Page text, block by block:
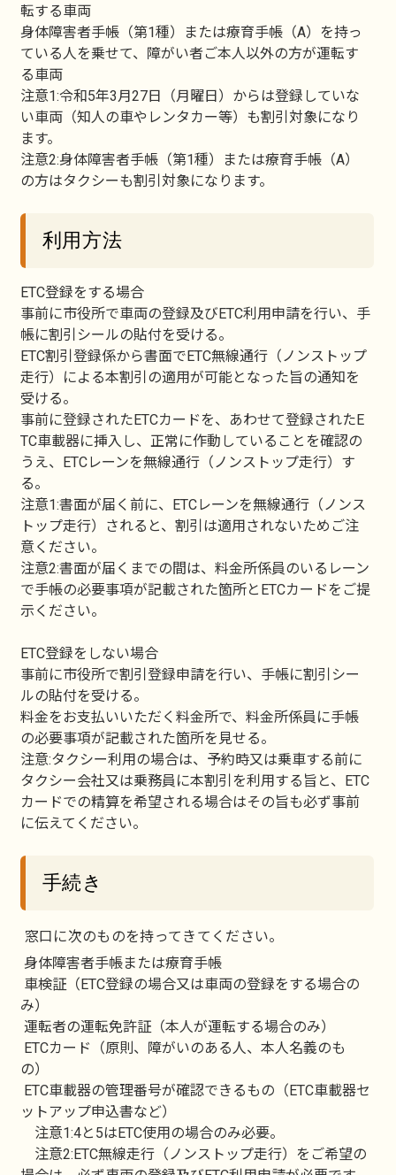
転する車両
身体障害者手帳（第1種）または療育手帳（A）を持っ
ている人を乗せて、障がい者ご本人以外の方が運転す
る車両
注意1:令和5年3月27日（月曜日）からは登録していな
い車両（知人の車やレンタカー等）も割引対象になり
ます。
注意2:身体障害者手帳（第1種）または療育手帳（A）
の方はタクシーも割引対象になります。
利用方法
ETC登録をする場合
事前に市役所で車両の登録及びETC利用申請を行い、手
帳に割引シールの貼付を受ける。
ETC割引登録係から書面でETC無線通行（ノンストップ
走行）による本割引の適用が可能となった旨の通知を
受ける。
事前に登録されたETCカードを、あわせて登録されたE
TC車載器に挿入し、正常に作動していることを確認の
うえ、ETCレーンを無線通行（ノンストップ走行）す
る。
注意1:書面が届く前に、ETCレーンを無線通行（ノンス
トップ走行）されると、割引は適用されないためご注
意ください。
注意2:書面が届くまでの間は、料金所係員のいるレーン
で手帳の必要事項が記載された箇所とETCカードをご提
示ください。
ETC登録をしない場合
事前に市役所で割引登録申請を行い、手帳に割引シー
ルの貼付を受ける。
料金をお支払いいただく料金所で、料金所係員に手帳
の必要事項が記載された箇所を見せる。
注意:タクシー利用の場合は、予約時又は乗車する前に
タクシー会社又は乗務員に本割引を利用する旨と、ETC
カードでの精算を希望される場合はその旨も必ず事前
に伝えてください。
手続き
窓口に次のものを持ってきてください。
身体障害者手帳または療育手帳
車検証（ETC登録の場合又は車両の登録をする場合の
み）
運転者の運転免許証（本人が運転する場合のみ）
ETCカード（原則、障がいのある人、本人名義のも
の）
ETC車載器の管理番号が確認できるもの（ETC車載器セ
ットアップ申込書など）
注意1:4と5はETC使用の場合のみ必要。
注意2:ETC無線走行（ノンストップ走行）をご希望の